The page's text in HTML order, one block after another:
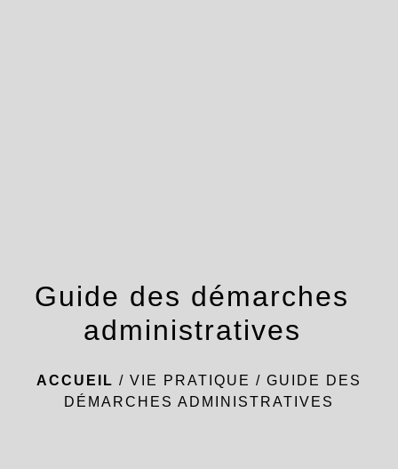
Guide des démarches
administratives
ACCUEIL / VIE PRATIQUE / GUIDE DES
DÉMARCHES ADMINISTRATIVES